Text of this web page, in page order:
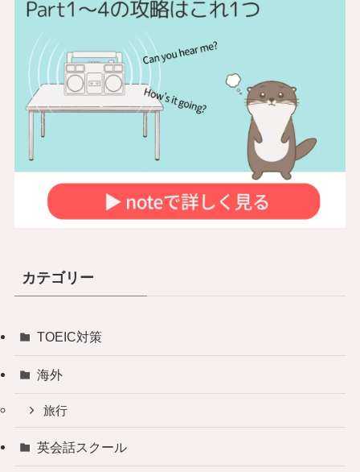
カテゴリー
TOEIC対策
海外
旅行
英会話スクール